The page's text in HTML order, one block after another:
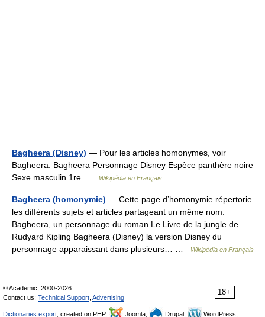
Bagheera (Disney) — Pour les articles homonymes, voir
Bagheera. Bagheera Personnage Disney Espèce panthère noire
Sexe masculin 1re …
Wikipédia en Français
Bagheera (homonymie) — Cette page d’homonymie répertorie
les différents sujets et articles partageant un même nom.
Bagheera, un personnage du roman Le Livre de la jungle de
Rudyard Kipling Bagheera (Disney) la version Disney du
personnage apparaissant dans plusieurs… …
Wikipédia en Français
18+
© Academic, 2000-2026
Contact us: Technical Support Advertising
Dictionaries export , created on PHP, Joomla, Drupal,
WordPress,